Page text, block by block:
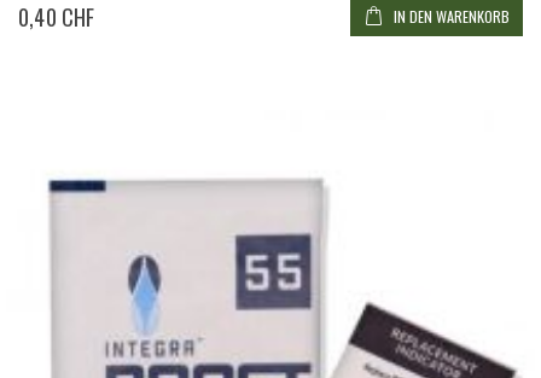
0,40 CHF IN DEN WARENKORB